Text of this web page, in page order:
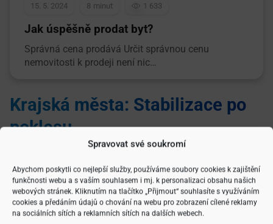
Spravovat své soukromí
Abychom poskytli co nejlepší služby, používáme soubory cookies k zajištění
funkčnosti webu a s vaším souhlasem i mj. k personalizaci obsahu našich
webových stránek. Kliknutím na tlačítko „Přijmout“ souhlasíte s využíváním
cookies a předáním údajů o chování na webu pro zobrazení cílené reklamy
na sociálních sítích a reklamních sítích na dalších webech.
15. 5. 2024 8 1 633
Jak úspěšně prodat byt?
Správná cena prodává Určit správnou cenu
nemovitosti k prodeji není nic…
Krajská města: Stabilizace po
poklesu
V krajských městech mimo Prahu došlo také k výraznému
růstu cen mezi lety 2020 a 2022, kdy průměrná cena bytu
stoupla z 3,4 milionu na 4,4 milionu korun. V roce 2023
následoval pokles, ale v roce 2024 se ceny opět mírně
zvedly na 4,2 milionu korun. Tento trend naznačuje, že trh